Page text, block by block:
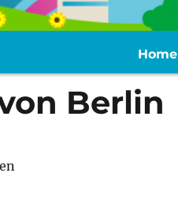
Home
Berlin